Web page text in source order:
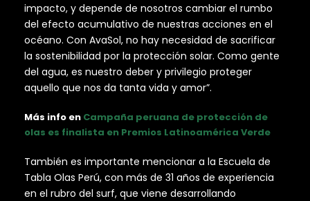
impacto, y depende de nosotros cambiar el rumbo
del efecto acumulativo de nuestras acciones en el
océano. Con AvaSol, no hay necesidad de sacrificar
la sostenibilidad por la protección solar. Como gente
del agua, es nuestro deber y privilegio proteger
aquello que nos da tanta vida y amor”.
Más info en Campaña peruana de protección de
olas es finalista en Premios Latinoamérica Verde
También es importante mencionar a la Escuela de
Tabla Olas Perú, con más de 31 años de experiencia
en el rubro del surf, que viene desarrollando